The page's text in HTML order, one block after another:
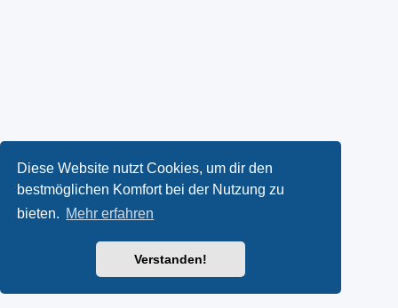
Diese Website nutzt Cookies, um dir den
bestmöglichen Komfort bei der Nutzung zu
bieten. Mehr erfahren
Verstanden!